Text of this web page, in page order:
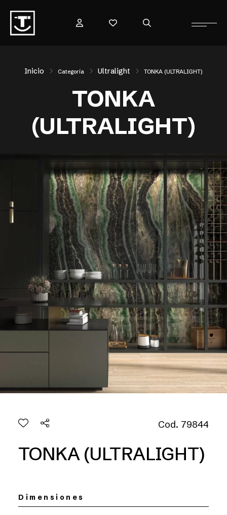
Inicio Categoría Ultralight TONKA (ULTRALIGHT)
TONKA
(ULTRALIGHT)
Cod. 79844
TONKA (ULTRALIGHT)
Dimensiones